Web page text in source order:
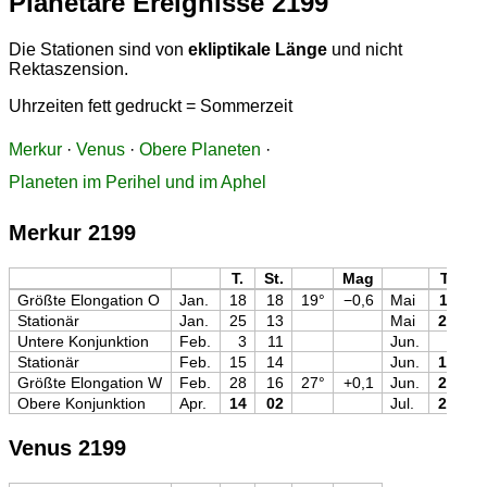
Die Stationen sind von ekliptikale Länge und nicht
Rektaszension.
Uhrzeiten fett gedruckt = Sommerzeit
Merkur · Venus · Obere Planeten ·
Planeten im Perihel und im Aphel
Merkur 2199
T. St. Mag T.
Größte Elongation O
Jan. 18 18 19° −0,6 Mai 11
Stationär
Jan. 25 13 Mai 23
Untere Konjunktion
Feb. 3 11 Jun.
Stationär
Feb. 15 14 Jun. 16
Größte Elongation W
Feb. 28 16 27° +0,1 Jun. 28
Obere Konjunktion
Apr. 14 02 Jul. 27
Venus 2199